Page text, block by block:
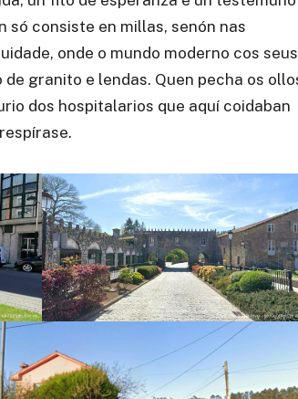
só consiste en millas, senón nas
onde o mundo moderno cos seus
granito e lendas. Quen pecha os
dos hospitalarios que aquí coidaban